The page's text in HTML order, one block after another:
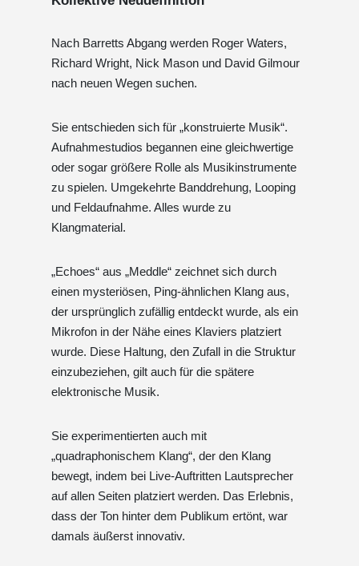
Nach Barretts Abgang werden Roger Waters,
Richard Wright, Nick Mason und David Gilmour
nach neuen Wegen suchen.
Sie entschieden sich für „konstruierte Musik“.
Aufnahmestudios begannen eine gleichwertige
oder sogar größere Rolle als Musikinstrumente
zu spielen. Umgekehrte Banddrehung, Looping
und Feldaufnahme. Alles wurde zu
Klangmaterial.
„Echoes“ aus „Meddle“ zeichnet sich durch
einen mysteriösen, Ping-ähnlichen Klang aus,
der ursprünglich zufällig entdeckt wurde, als ein
Mikrofon in der Nähe eines Klaviers platziert
wurde. Diese Haltung, den Zufall in die Struktur
einzubeziehen, gilt auch für die spätere
elektronische Musik.
Sie experimentierten auch mit
„quadraphonischem Klang“, der den Klang
bewegt, indem bei Live-Auftritten Lautsprecher
auf allen Seiten platziert werden. Das Erlebnis,
dass der Ton hinter dem Publikum ertönt, war
damals äußerst innovativ.